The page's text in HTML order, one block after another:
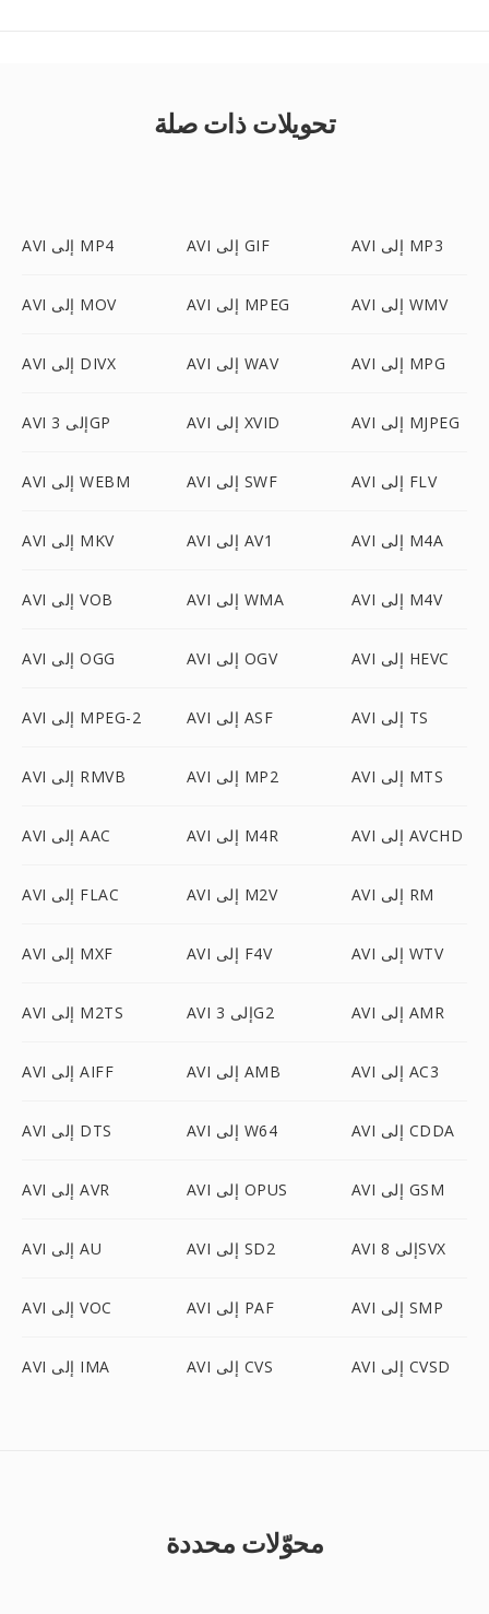
تحويلات ذات صلة
AVI إلى MP4 AVI إلى GIF AVI إلى MP3
AVI إلى MOV AVI إلى MPEG AVI إلى WMV
AVI إلى DIVX AVI إلى WAV AVI إلى MPG
AVI إلى 3GP AVI إلى XVID AVI إلى MJPEG
AVI إلى WEBM AVI إلى SWF AVI إلى FLV
AVI إلى MKV AVI إلى AV1 AVI إلى M4A
AVI إلى VOB AVI إلى WMA AVI إلى M4V
AVI إلى OGG AVI إلى OGV AVI إلى HEVC
AVI إلى MPEG-2 AVI إلى ASF AVI إلى TS
AVI إلى RMVB AVI إلى MP2 AVI إلى MTS
AVI إلى AAC AVI إلى M4R AVI إلى AVCHD
AVI إلى FLAC AVI إلى M2V AVI إلى RM
AVI إلى MXF AVI إلى F4V AVI إلى WTV
AVI إلى M2TS AVI إلى 3G2 AVI إلى AMR
AVI إلى AIFF AVI إلى AMB AVI إلى AC3
AVI إلى DTS AVI إلى W64 AVI إلى CDDA
AVI إلى AVR AVI إلى OPUS AVI إلى GSM
AVI إلى AU AVI إلى SD2 AVI إلى 8SVX
AVI إلى VOC AVI إلى PAF AVI إلى SMP
AVI إلى IMA AVI إلى CVS AVI إلى CVSD
محوّلات محددة